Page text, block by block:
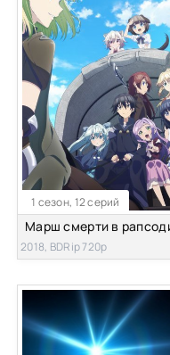
1 сезон, 12 серий
2018, BDRip 720p